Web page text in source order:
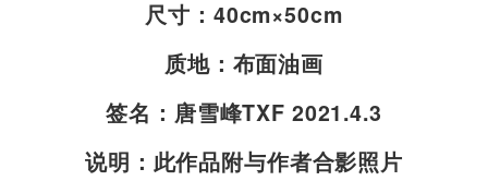
尺寸：40cm×50cm
质地：布面油画
签名：唐雪峰TXF 2021.4.3
说明：此作品附与作者合影照片